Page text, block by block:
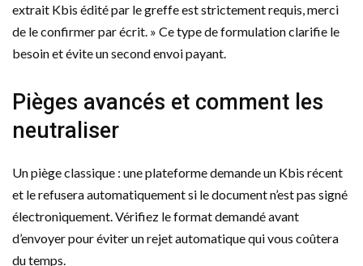
extrait Kbis édité par le greffe est strictement requis, merci
de le confirmer par écrit. » Ce type de formulation clarifie le
besoin et évite un second envoi payant.
Pièges avancés et comment les
neutraliser
Un piège classique : une plateforme demande un Kbis récent
et le refusera automatiquement si le document n’est pas signé
électroniquement. Vérifiez le format demandé avant
d’envoyer pour éviter un rejet automatique qui vous coûtera
du temps.